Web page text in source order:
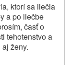
ktorí sa liečia
a po liečbe
časť o
tehotenstvo a
ženy.